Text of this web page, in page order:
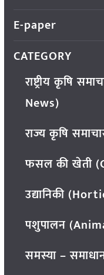
E-paper
CATEGORY
राष्ट्रीय कृषि
News)
राज्य कृषि
फसल की खेती
उद्यानिकी
पशुपालन
समस्या –